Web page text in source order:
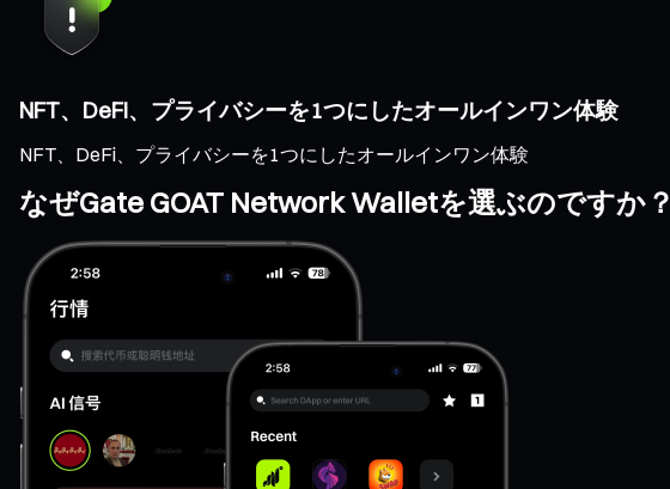
NFT、DeFi、プライバシーを1つにしたオールインワン体験
NFT、DeFi、プライバシーを1つにしたオールインワン体験
なぜGate GOAT Network Walletを選ぶのですか？